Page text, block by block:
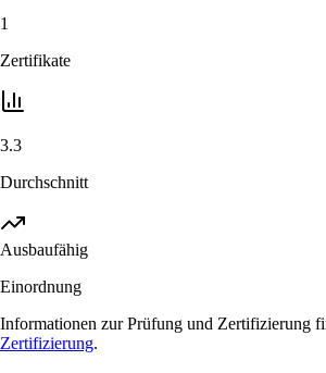
1
Zertifikate
3.3
Durchschnitt
Ausbaufähig
Einordnung
Informationen zur Prüfung und Zertifizierung
Zertifizierung.